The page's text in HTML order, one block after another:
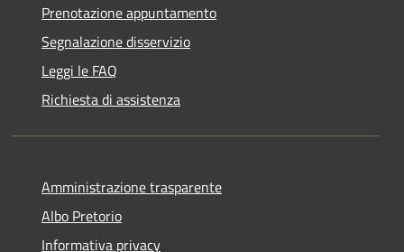
Prenotazione appuntamento
Segnalazione disservizio
Leggi le FAQ
Richiesta di assistenza
Amministrazione trasparente
Albo Pretorio
Informativa privacy